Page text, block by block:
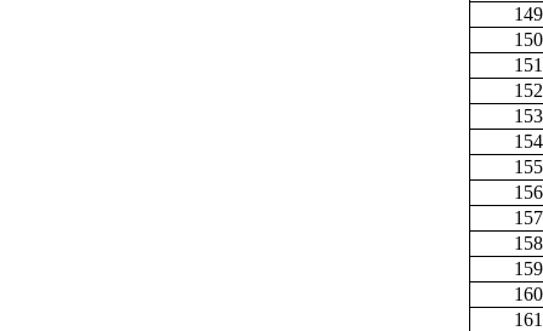
149
150
151
152
153
154
155
156
157
158
159
160
161